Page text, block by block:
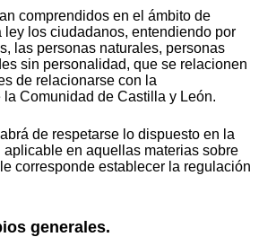
comprendidos en el ámbito de
ley los ciudadanos, entendiendo por
las personas naturales, personas
sin personalidad, que se relacionen
de relacionarse con la
Comunidad de Castilla y León.
de respetarse lo dispuesto en la
aplicable en aquellas materias sobre
corresponde establecer la regulación
generales.